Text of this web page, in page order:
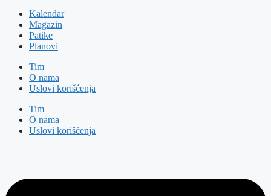
Kalendar
Magazin
Patike
Planovi
Tim
O nama
Uslovi korišćenja
Tim
O nama
Uslovi korišćenja